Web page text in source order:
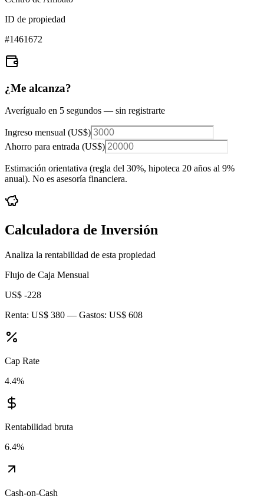
ID de propiedad
#1461672
¿Me alcanza?
Averígualo en 5 segundos — sin registrarte
Ingreso mensual (US$)
Ahorro para entrada (US$)
Estimación orientativa (regla del 30%, hipoteca 20 años al 9%
anual). No es asesoría financiera.
Calculadora de Inversión
Analiza la rentabilidad de esta propiedad
Flujo de Caja Mensual
US$ -228
Renta: US$ 380 — Gastos: US$ 608
Cap Rate
4.4%
Rentabilidad bruta
6.4%
Cash-on-Cash